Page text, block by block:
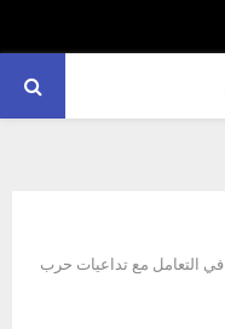
في التعامل مع تداعيات حرب